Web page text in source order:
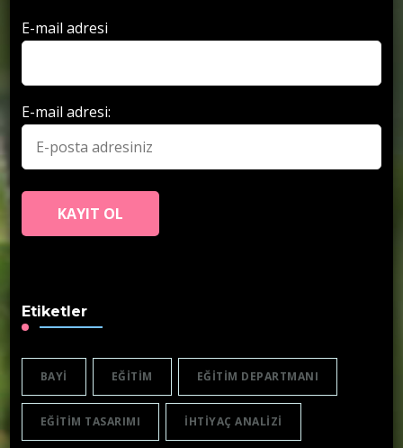
E-mail adresi
E-mail adresi:
Etiketler
BAYI EĞITIM EĞITIM DEPARTMANI
EĞITIM TASARIMI IHTIYAÇ ANALIZI